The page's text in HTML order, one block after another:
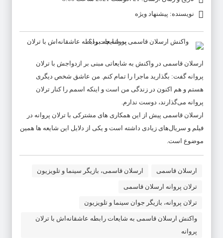
نویسنده: پیشنهاد ویژه
ارسلان قاسمی در واکنش به شایعاتی مبنی بر ازدواجش با ترلان
پروانه گفت: بگذارید ماجرا را تمام کنم. من عاشق شخص دیگری
هستم و هم اکنون در زندگی من است و اینکه اسمم را کنار ترلان
پروانه می‌گذارند، دوست ندارم.
ارسلان قاسمی پیش از این همکاری های مشترکی با ترلان پروانه در
فیلم و سریال‌های زیادی داشته است و یکی از دلایل این شایعه ها همین
موضوع است.
ارسلان قاسمی ارسلان قاسمی، بازیگر سینما و تلویزیون
ترلان پروانه ارسلان قاسمی
ترلان پروانه، بازیگر جوان سینما و تلویزیون
واکنش ارسلان قاسمی به شایعات رابطه عاشقانه‌اش با ترلان
پروانه